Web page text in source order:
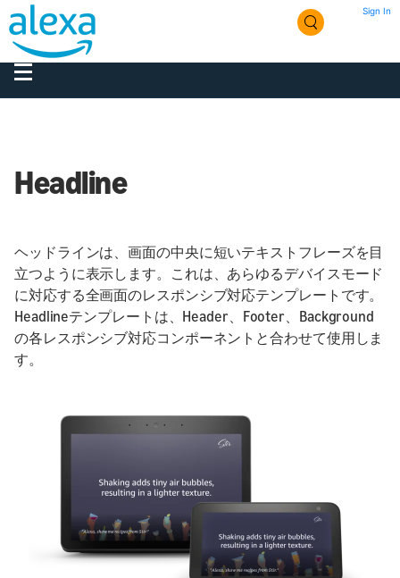
Sign In
Headline
ヘッドラインは、画面の中央に短いテキストフレーズを目
立つように表示します。これは、あらゆるデバイスモード
に対応する全画面のレスポンシブ対応テンプレートです。
Headlineテンプレートは、Header、Footer、Background
の各レスポンシブ対応コンポーネントと合わせて使用しま
す。